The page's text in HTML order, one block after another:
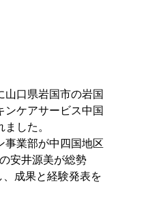
山口県岩国市の岩国
ンケアサービス中国
した。
事業部が中四国地区
安井源美が総勢
成果と経験発表を